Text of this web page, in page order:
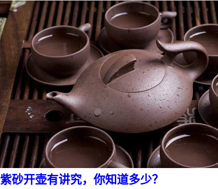
紫砂开壶有讲究，你知道多少？